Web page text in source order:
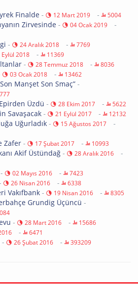
Finalde - 12 Mart 2019 - 5004
Zirvesinde - 04 Ocak 2019 -
- 24 Aralık 2018 - 7769
Eylül 2018 - 11369
- 28 Temmuz 2018 - 8036
03 Ocak 2018 - 13462
Manşet Son Smaç” -
Üzdü - 28 Ekim 2017 - 5622
Savaşacak - 21 Eylül 2017 - 12132
Uğurladık - 15 Ağustos 2017 -
Zafer - 17 Şubat 2017 - 10993
Akif Üstündağ - 28 Aralık 2016 -
- 02 Mayıs 2016 - 7423
26 Nisan 2016 - 6338
Vakıfbank - 19 Nisan 2016 - 8305
Grundig Üçüncü -
- 28 Mart 2016 - 15686
- 6471
- 26 Şubat 2016 - 393209